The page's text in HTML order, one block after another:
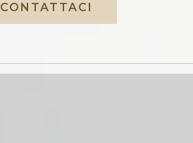
CONTATTACI